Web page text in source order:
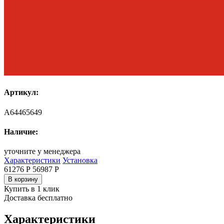
Артикул:
A64465649
Наличие:
уточните у менеджера
Характеристики Установка
61276 Р 56987 Р
В корзину
Купить в 1 клик
Доставка бесплатно
Характеристики